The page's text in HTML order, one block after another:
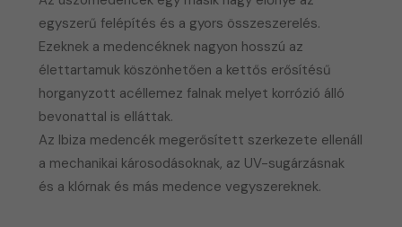
egyszerű felépítés és a gyors összeszerelés.
Ezeknek a medencéknek nagyon hosszú az
élettartamuk köszönhetően a kettős erősítésű
horganyzott acéllemez falnak melyet korrózió álló
bevonattal is elláttak.
Az Ibiza medencék megerősített szerkezete ellenáll
a mechanikai károsodásoknak, az UV-sugárzásnak
és a klórnak és más medence vegyszereknek.